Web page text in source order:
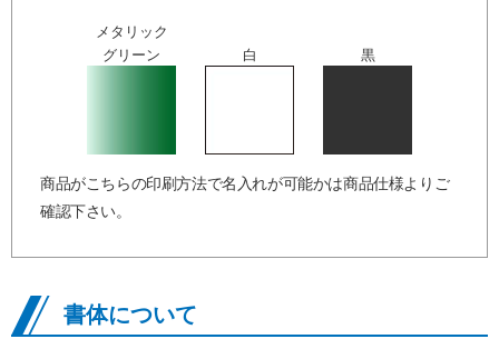
メタリック
グリーン
白 黒
商品がこちらの印刷方法で名入れが可能かは商品仕様よりご
確認下さい。
書体について